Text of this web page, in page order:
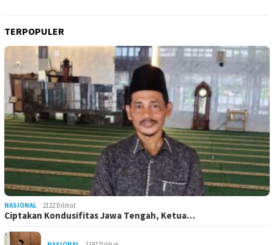
TERPOPULER
NASIONAL 2122 Dilihat
Ciptakan Kondusifitas Jawa Tengah, Ketua…